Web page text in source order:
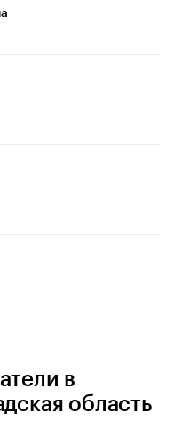
в
область